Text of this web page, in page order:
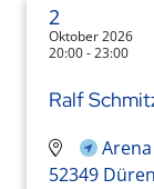
2
Oktober 2026
20:00 - 23:00
Ralf
52349 Düren